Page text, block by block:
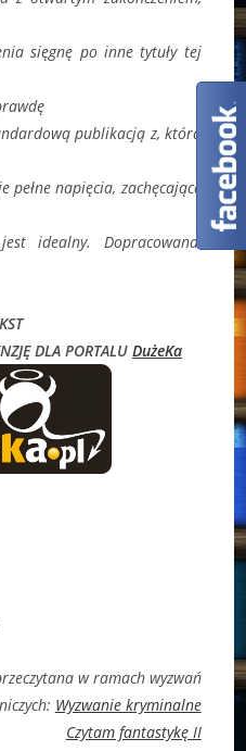
sięgnę po inne tytuły tej
publikacją z, którą
napięcia, zachęcające
idealny. Dopracowana,
DLA PORTALU DużeKa
w ramach wyzwań
Wyzwanie kryminalne
Czytam fantastykę II